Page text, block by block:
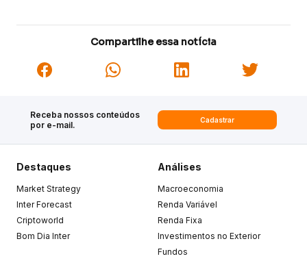
Compartilhe essa notícia
Receba nossos conteúdos
por e-mail.
Cadastrar
Destaques
Market Strategy
Inter Forecast
Criptoworld
Bom Dia Inter
Análises
Macroeconomia
Renda Variável
Renda Fixa
Investimentos no Exterior
Fundos